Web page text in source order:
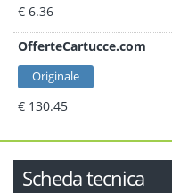
€ 6.36
OfferteCartucce.com
Originale
€ 130.45
Scheda tecnica